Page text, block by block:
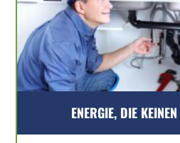
ENERGIE, DIE